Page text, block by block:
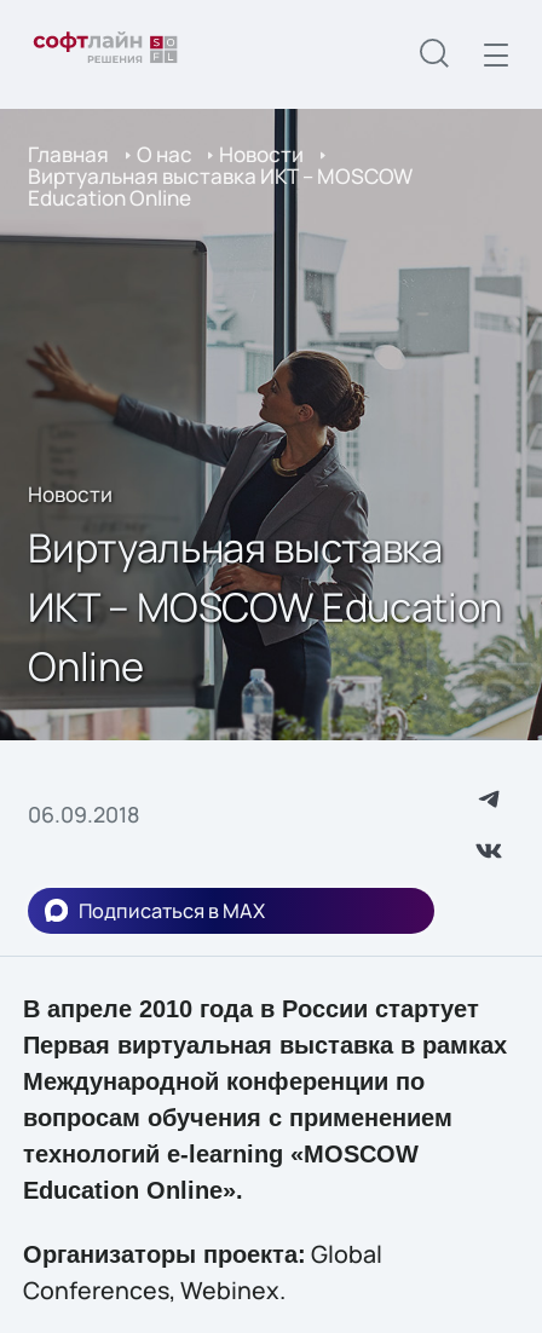
Главная О нас Новости
Виртуальная выставка ИКТ – MOSCOW
Education Online
Новости
Виртуальная выставка
ИКТ – MOSCOW Education
Online
06.09.2018
Подписаться в MAX
В апреле 2010 года в России стартует
Первая виртуальная выставка в рамках
Международной конференции по
вопросам обучения с применением
технологий e-learning «MOSCOW
Education Online».
Организаторы проекта: Global
Conferences, Webinex.